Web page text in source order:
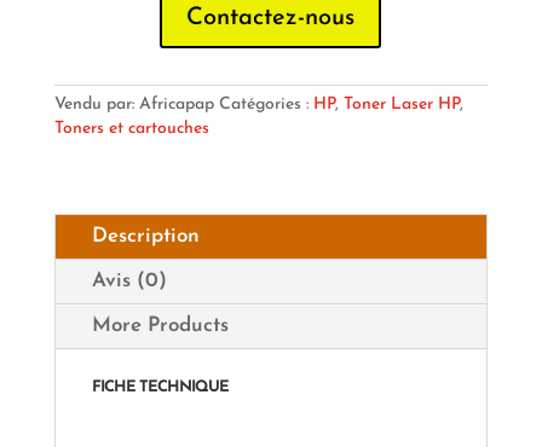
Contactez-nous
Vendu par: Africapap Catégories : HP, Toner Laser HP,
Toners et cartouches
Description
Avis (0)
More Products
FICHE TECHNIQUE